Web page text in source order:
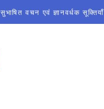
सुभाषित वचन एवं ज्ञानवर्धक सूक्तियाँ